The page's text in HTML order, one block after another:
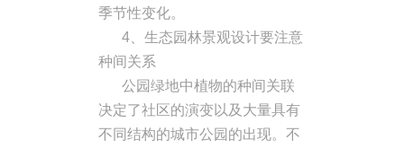
季节性变化。
4、生态园林景观设计要注意
种间关系
公园绿地中植物的种间关联
决定了社区的演变以及大量具有
不同结构的城市公园的出现。不